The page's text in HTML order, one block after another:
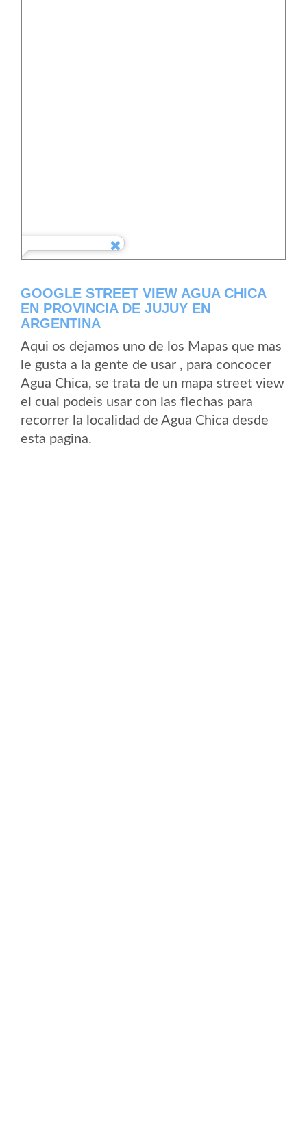
GOOGLE STREET VIEW AGUA CHICA
EN PROVINCIA DE JUJUY EN
ARGENTINA
Aqui os dejamos uno de los Mapas que mas
le gusta a la gente de usar , para concocer
Agua Chica, se trata de un mapa street view
el cual podeis usar con las flechas para
recorrer la localidad de Agua Chica desde
esta pagina.